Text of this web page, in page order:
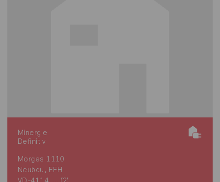
Minergie
Definitiv
Morges 1110
Neubau, EFH